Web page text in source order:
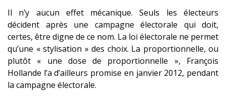
Il n’y aucun effet mécanique. Seuls les électeurs
décident après une campagne électorale qui doit,
certes, être digne de ce nom. La loi électorale ne permet
qu’une « stylisation » des choix. La proportionnelle, ou
plutôt « une dose de proportionnelle », François
Hollande l’a d’ailleurs promise en janvier 2012, pendant
la campagne électorale.